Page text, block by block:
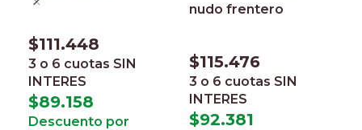
$111.448
3 o 6 cuotas SIN
INTERES
$89.158
Descuento por
nudo frentero
$115.476
3 o 6 cuotas SIN
INTERES
$92.381